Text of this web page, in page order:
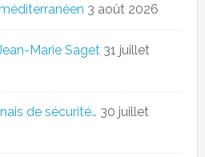
3 août 2026
Marie Saget 31 juillet
de sécurité… 30 juillet